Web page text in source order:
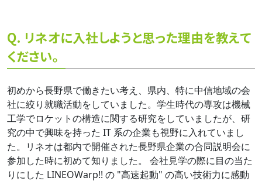
Q. リネオに入社しようと思った理由を教えて
ください。
初めから長野県で働きたい考え、県内、特に中信地域の会
社に絞り就職活動をしていました。学生時代の専攻は機械
工学でロケットの構造に関する研究をしていましたが、研
究の中で興味を持った IT 系の企業も視野に入れていまし
た。リネオは都内で開催された長野県企業の合同説明会に
参加した時に初めて知りました。 会社見学の際に目の当た
りにした LINEOWarp!! の "高速起動" の高い技術力に感動